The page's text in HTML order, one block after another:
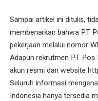
Sampai artikel ini ditulis,
membenarkan bahwa PT
pekerjaan melalui nomor
Adapun rekrutmen PT Pos
akun resmi dan website
Seluruh informasi
Indonesia hanya tersedia